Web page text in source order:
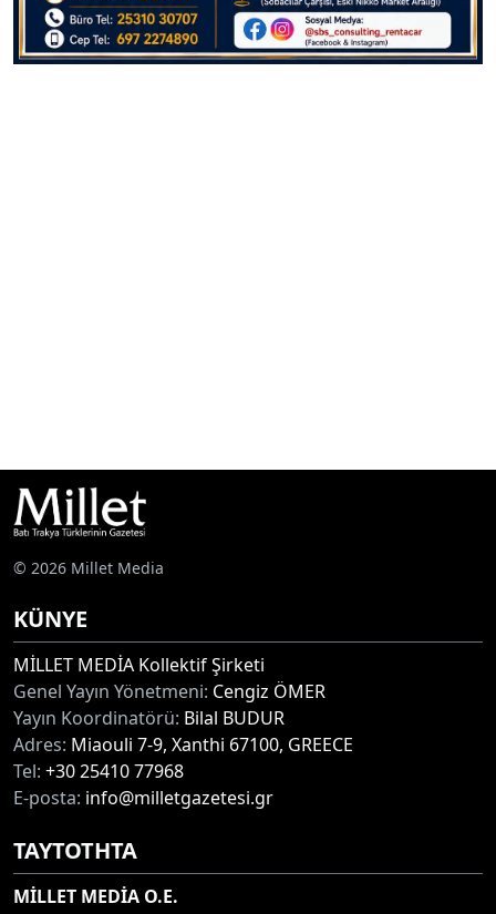
© 2026 Millet Media
KÜNYE
MİLLET MEDİA Kollektif Şirketi
Genel Yayın Yönetmeni: Cengiz ÖMER
Yayın Koordinatörü: Bilal BUDUR
Adres: Miaouli 7-9, Xanthi 67100, GREECE
Tel: +30 25410 77968
E-posta: info@milletgazetesi.gr
ΤΑΥΤΟΤΗΤΑ
MİLLET MEDİA O.E.